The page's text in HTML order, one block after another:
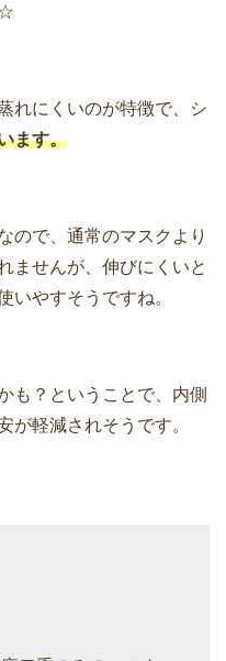
☆
れにくいのが特徴で、シ
ます。
ので、通常のマスクより
ませんが、伸びにくいと
いやすそうですね。
も？ということで、内側
が軽減されそうです。